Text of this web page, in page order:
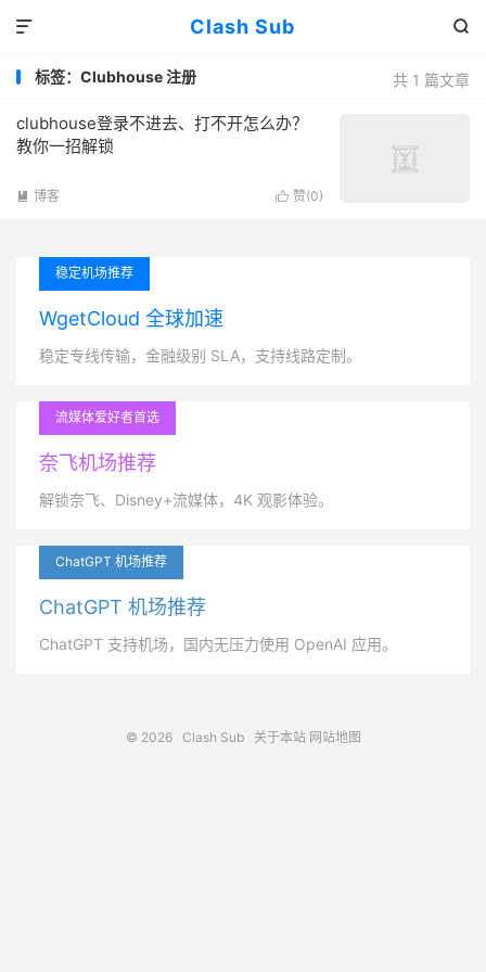
Clash Sub 

共 1 篇文章
标签：Clubhouse 注册
clubhouse登录不进去、打不开怎么办？
教你一招解锁
 赞(0)
 博客
稳定机场推荐
WgetCloud 全球加速
稳定专线传输，金融级别 SLA，支持线路定制。
流媒体爱好者首选
奈飞机场推荐
解锁奈飞、Disney+流媒体，4K 观影体验。
ChatGPT 机场推荐
ChatGPT 机场推荐
ChatGPT 支持机场，国内无压力使用 OpenAI 应用。
© 2026 Clash Sub 关于本站 网站地图